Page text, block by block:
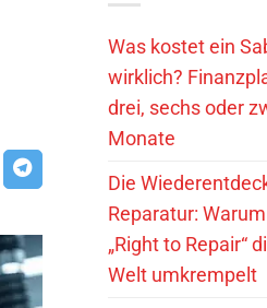
Was kostet ein
wirklich?
drei, sechs oder
Monate
Die
Reparatur:
„Right to Repair“
Welt umkrempelt